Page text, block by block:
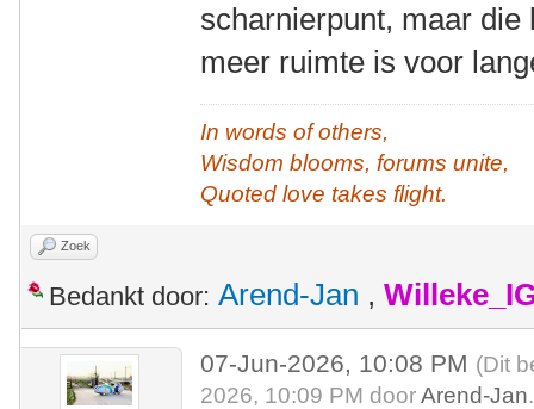
scharnierpunt, maar
meer ruimte is voor
In words of others,
Wisdom blooms, forums unite,
Quoted love takes flight.
Zoek
Bedankt door: Arend-Jan ,
07-Jun-2026, 10:08 PM (Dit
2026, 10:09 PM doorArend-Jan